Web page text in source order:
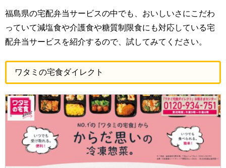
福島県の宅配弁当サービスの中でも、おいしいさにこだわ
っていて減塩食や介護食や糖質制限食にも対応している宅
配弁当サービスを紹介するので、試してみてください。
ワタミの宅食ダイレクト